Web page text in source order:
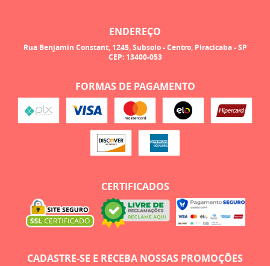
ENDEREÇO
Rua Benjamin Constant, 1245, Subsolo-Centro, Piracicaba-SP
CEP: 13400-053
FORMAS DE PAGAMENTO
CERTIFICADOS
CADASTRE-SE E RECEBA NOSSAS PROMOÇÕES